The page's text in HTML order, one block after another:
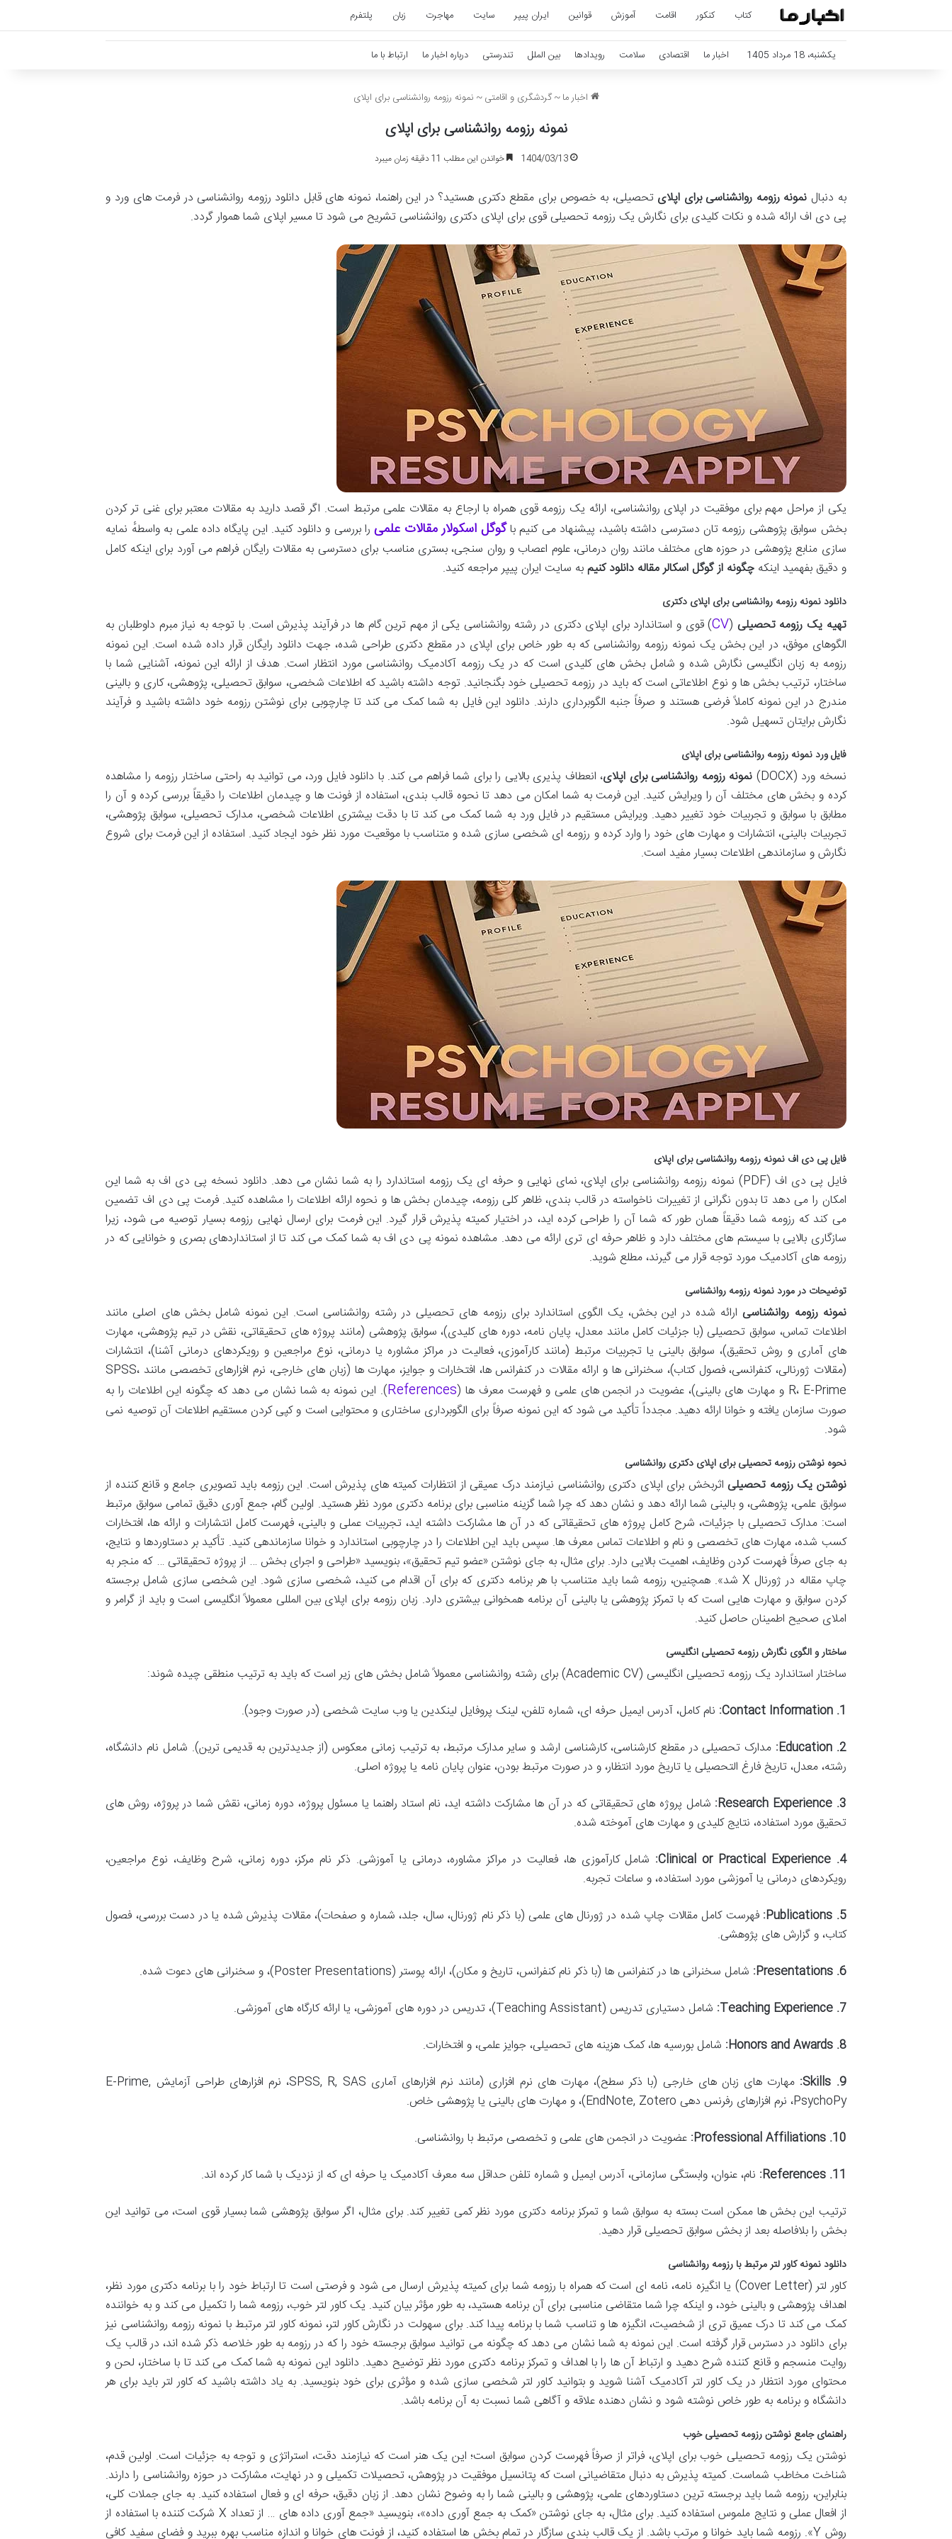
کتاب کنکور اقامت آموزش قوانین ایران پیپر سایت مهاجرت زبان پلتفرم
یکشنبه، 18 مرداد 1405 اخبار ما اقتصادی سلامت رویدادها بین الملل تندرستی درباره اخبار ما ارتباط با ما
اخبار ما ~ گردشگری و اقامتی ~ نمونه رزومه روانشناسی برای اپلای
نمونه رزومه روانشناسی برای اپلای
1404/03/13 خواندن این مطلب 11 دقیقه زمان میبرد
به دنبال نمونه رزومه روانشناسی برای اپلای تحصیلی، به خصوص برای مقطع دکتری هستید؟ در این راهنما، نمونه های قابل دانلود رزومه روانشناسی در فرمت های ورد و
پی دی اف ارائه شده و نکات کلیدی برای نگارش یک رزومه تحصیلی قوی برای اپلای دکتری روانشناسی تشریح می شود تا مسیر اپلای شما هموار گردد.
یکی از مراحل مهم برای موفقیت در اپلای روانشناسی، ارائه یک رزومه قوی همراه با ارجاع به مقالات علمی مرتبط است. اگر قصد دارید به مقالات معتبر برای غنی تر کردن
بخش سوابق پژوهشی رزومه تان دسترسی داشته باشید، پیشنهاد می کنیم باگوگل اسکولار مقالات علمیرا بررسی و دانلود کنید. این پایگاه داده علمی به واسطهٔ نمایه
سازی منابع پژوهشی در حوزه های مختلف مانند روان درمانی، علوم اعصاب و روان سنجی، بستری مناسب برای دسترسی به مقالات رایگان فراهم می آورد برای اینکه کامل
و دقیق بفهمید اینکهچگونه از گوگل اسکالر مقاله دانلود کنیمبه سایت ایران پیپر مراجعه کنید.
دانلود نمونه رزومه روانشناسی برای اپلای دکتری
تهیه یک رزومه تحصیلی (
CV) قوی و استاندارد برای اپلای دکتری در رشته روانشناسی یکی از مهم ترین گام ها در فرآیند پذیرش است. با توجه به نیاز مبرم داوطلبان به
الگوهای موفق، در این بخش یک نمونه رزومه روانشناسی که به طور خاص برای اپلای در مقطع دکتری طراحی شده، جهت دانلود رایگان قرار داده شده است. این نمونه
رزومه به زبان انگلیسی نگارش شده و شامل بخش های کلیدی است که در یک رزومه آکادمیک روانشناسی مورد انتظار است. هدف از ارائه این نمونه، آشنایی شما با
ساختار، ترتیب بخش ها و نوع اطلاعاتی است که باید در رزومه تحصیلی خود بگنجانید. توجه داشته باشید که اطلاعات شخصی، سوابق تحصیلی، پژوهشی، کاری و بالینی
مندرج در این نمونه کاملاً فرضی هستند و صرفاً جنبه الگوبرداری دارند. دانلود این فایل به شما کمک می کند تا چارچوبی برای نوشتن رزومه خود داشته باشید و فرآیند
نگارش برایتان تسهیل شود.
فایل ورد نمونه رزومه روانشناسی برای اپلای
نسخه ورد (DOCX) نمونه رزومه روانشناسی برای اپلای، انعطاف پذیری بالایی را برای شما فراهم می کند. با دانلود فایل ورد، می توانید به راحتی ساختار رزومه را مشاهده
کرده و بخش های مختلف آن را ویرایش کنید. این فرمت به شما امکان می دهد تا نحوه قالب بندی، استفاده از فونت ها و چیدمان اطلاعات را دقیقاً بررسی کرده و آن را
مطابق با سوابق و تجربیات خود تغییر دهید. ویرایش مستقیم در فایل ورد به شما کمک می کند تا با دقت بیشتری اطلاعات شخصی، مدارک تحصیلی، سوابق پژوهشی،
تجربیات بالینی، انتشارات و مهارت های خود را وارد کرده و رزومه ای شخصی سازی شده و متناسب با موقعیت مورد نظر خود ایجاد کنید. استفاده از این فرمت برای شروع
نگارش و سازماندهی اطلاعات بسیار مفید است.
فایل پی دی اف نمونه رزومه روانشناسی برای اپلای
فایل پی دی اف (PDF) نمونه رزومه روانشناسی برای اپلای، نمای نهایی و حرفه ای یک رزومه استاندارد را به شما نشان می دهد. دانلود نسخه پی دی اف به شما این
امکان را می دهد تا بدون نگرانی از تغییرات ناخواسته در قالب بندی، ظاهر کلی رزومه، چیدمان بخش ها و نحوه ارائه اطلاعات را مشاهده کنید. فرمت پی دی اف تضمین
می کند که رزومه شما دقیقاً همان طور که شما آن را طراحی کرده اید، در اختیار کمیته پذیرش قرار گیرد. این فرمت برای ارسال نهایی رزومه بسیار توصیه می شود، زیرا
سازگاری بالایی با سیستم های مختلف دارد و ظاهر حرفه ای تری ارائه می دهد. مشاهده نمونه پی دی اف به شما کمک می کند تا از استانداردهای بصری و خوانایی که در
رزومه های آکادمیک مورد توجه قرار می گیرند، مطلع شوید.
توضیحات در مورد نمونه رزومه روانشناسی
نمونه رزومه روانشناسی ارائه شده در این بخش، یک الگوی استاندارد برای رزومه های تحصیلی در رشته روانشناسی است. این نمونه شامل بخش های اصلی مانند
اطلاعات تماس، سوابق تحصیلی (با جزئیات کامل مانند معدل، پایان نامه، دوره های کلیدی)، سوابق پژوهشی (مانند پروژه های تحقیقاتی، نقش در تیم پژوهشی، مهارت
های آماری و روش تحقیق)، سوابق بالینی یا تجربیات مرتبط (مانند کارآموزی، فعالیت در مراکز مشاوره یا درمانی، نوع مراجعین و رویکردهای درمانی آشنا)، انتشارات
(مقالات ژورنالی، کنفرانسی، فصول کتاب)، سخنرانی ها و ارائه مقالات در کنفرانس ها، افتخارات و جوایز، مهارت ها (زبان های خارجی، نرم افزارهای تخصصی مانند SPSS،
R، E-Prime و مهارت های بالینی)، عضویت در انجمن های علمی و فهرست معرف ها (
References). این نمونه به شما نشان می دهد که چگونه این اطلاعات را به
صورت سازمان یافته و خوانا ارائه دهید. مجدداً تأکید می شود که این نمونه صرفاً برای الگوبرداری ساختاری و محتوایی است و کپی کردن مستقیم اطلاعات آن توصیه نمی
شود.
نحوه نوشتن رزومه تحصیلی برای اپلای دکتری روانشناسی
نوشتن یک رزومه تحصیلی اثربخش برای اپلای دکتری روانشناسی نیازمند درک عمیقی از انتظارات کمیته های پذیرش است. این رزومه باید تصویری جامع و قانع کننده از
سوابق علمی، پژوهشی، و بالینی شما ارائه دهد و نشان دهد که چرا شما گزینه مناسبی برای برنامه دکتری مورد نظر هستید. اولین گام، جمع آوری دقیق تمامی سوابق مرتبط
است: مدارک تحصیلی با جزئیات، شرح کامل پروژه های تحقیقاتی که در آن ها مشارکت داشته اید، تجربیات عملی و بالینی، فهرست کامل انتشارات و ارائه ها، افتخارات
کسب شده، مهارت های تخصصی و نام و اطلاعات تماس معرف ها. سپس باید این اطلاعات را در چارچوبی استاندارد و خوانا سازماندهی کنید. تأکید بر دستاوردها و نتایج،
به جای صرفاً فهرست کردن وظایف، اهمیت بالایی دارد. برای مثال، به جای نوشتن «عضو تیم تحقیق»، بنویسید «طراحی و اجرای بخش … از پروژه تحقیقاتی … که منجر به
چاپ مقاله در ژورنال X شد». همچنین، رزومه شما باید متناسب با هر برنامه دکتری که برای آن اقدام می کنید، شخصی سازی شود. این شخصی سازی شامل برجسته
کردن سوابق و مهارت هایی است که با تمرکز پژوهشی یا بالینی آن برنامه همخوانی بیشتری دارد. زبان رزومه برای اپلای بین المللی معمولاً انگلیسی است و باید از گرامر و
املای صحیح اطمینان حاصل کنید.
ساختار و الگوی نگارش رزومه تحصیلی انگلیسی
ساختار استاندارد یک رزومه تحصیلی انگلیسی (Academic CV) برای رشته روانشناسی معمولاً شامل بخش های زیر است که باید به ترتیب منطقی چیده شوند:
1. Contact Information:
نام کامل، آدرس ایمیل حرفه ای، شماره تلفن، لینک پروفایل لینکدین یا وب سایت شخصی (در صورت وجود).
2. Education:
مدارک تحصیلی در مقطع کارشناسی، کارشناسی ارشد و سایر مدارک مرتبط، به ترتیب زمانی معکوس (از جدیدترین به قدیمی ترین). شامل نام دانشگاه،
رشته، معدل، تاریخ فارغ التحصیلی یا تاریخ مورد انتظار، و در صورت مرتبط بودن، عنوان پایان نامه یا پروژه اصلی.
3. Research Experience:
شامل پروژه های تحقیقاتی که در آن ها مشارکت داشته اید، نام استاد راهنما یا مسئول پروژه، دوره زمانی، نقش شما در پروژه، روش های
تحقیق مورد استفاده، نتایج کلیدی و مهارت های آموخته شده.
4. Clinical or Practical Experience:
شامل کارآموزی ها، فعالیت در مراکز مشاوره، درمانی یا آموزشی. ذکر نام مرکز، دوره زمانی، شرح وظایف، نوع مراجعین،
رویکردهای درمانی یا آموزشی مورد استفاده، و ساعات تجربه.
5. Publications:
فهرست کامل مقالات چاپ شده در ژورنال های علمی (با ذکر نام ژورنال، سال، جلد، شماره و صفحات)، مقالات پذیرش شده یا در دست بررسی، فصول
کتاب، و گزارش های پژوهشی.
6. Presentations:
شامل سخنرانی ها در کنفرانس ها (با ذکر نام کنفرانس، تاریخ و مکان)، ارائه پوستر (Poster Presentations)، و سخنرانی های دعوت شده.
7. Teaching Experience:
شامل دستیاری تدریس (Teaching Assistant)، تدریس در دوره های آموزشی، یا ارائه کارگاه های آموزشی.
8. Honors and Awards:
شامل بورسیه ها، کمک هزینه های تحصیلی، جوایز علمی، و افتخارات.
9. Skills:
مهارت های زبان های خارجی (با ذکر سطح)، مهارت های نرم افزاری (مانند نرم افزارهای آماری SPSS, R, SAS، نرم افزارهای طراحی آزمایش E-Prime,
PsychoPy، نرم افزارهای رفرنس دهی EndNote, Zotero)، و مهارت های بالینی یا پژوهشی خاص.
10. Professional Affiliations:
عضویت در انجمن های علمی و تخصصی مرتبط با روانشناسی.
11. References:
نام، عنوان، وابستگی سازمانی، آدرس ایمیل و شماره تلفن حداقل سه معرف آکادمیک یا حرفه ای که از نزدیک با شما کار کرده اند.
ترتیب این بخش ها ممکن است بسته به سوابق شما و تمرکز برنامه دکتری مورد نظر کمی تغییر کند. برای مثال، اگر سوابق پژوهشی شما بسیار قوی است، می توانید این
بخش را بلافاصله بعد از بخش سوابق تحصیلی قرار دهید.
دانلود نمونه کاور لتر مرتبط با رزومه روانشناسی
کاور لتر (Cover Letter) یا انگیزه نامه، نامه ای است که همراه با رزومه شما برای کمیته پذیرش ارسال می شود و فرصتی است تا ارتباط خود را با برنامه دکتری مورد نظر،
اهداف پژوهشی و بالینی خود، و اینکه چرا شما متقاضی مناسبی برای آن برنامه هستید، به طور مؤثر بیان کنید. یک کاور لتر خوب، رزومه شما را تکمیل می کند و به خواننده
کمک می کند تا درک عمیق تری از شخصیت، انگیزه ها و تناسب شما با برنامه پیدا کند. برای سهولت در نگارش کاور لتر، نمونه کاور لتر مرتبط با نمونه رزومه روانشناسی نیز
برای دانلود در دسترس قرار گرفته است. این نمونه به شما نشان می دهد که چگونه می توانید سوابق برجسته خود را که در رزومه به طور خلاصه ذکر شده اند، در قالب یک
روایت منسجم و قانع کننده شرح دهید و ارتباط آن ها را با اهداف و تمرکز برنامه دکتری مورد نظر توضیح دهید. دانلود این نمونه به شما کمک می کند تا با ساختار، لحن و
محتوای مورد انتظار در یک کاور لتر آکادمیک آشنا شوید و بتوانید کاور لتر شخصی سازی شده و مؤثری برای خود بنویسید. به یاد داشته باشید که کاور لتر باید برای هر
دانشگاه و برنامه به طور خاص نوشته شود و نشان دهنده علاقه و آگاهی شما نسبت به آن برنامه باشد.
راهنمای جامع نوشتن رزومه تحصیلی خوب
نوشتن یک رزومه تحصیلی خوب برای اپلای، فراتر از صرفاً فهرست کردن سوابق است؛ این یک هنر است که نیازمند دقت، استراتژی و توجه به جزئیات است. اولین قدم،
شناخت مخاطب شماست. کمیته پذیرش به دنبال متقاضیانی است که پتانسیل موفقیت در پژوهش، تحصیلات تکمیلی و در نهایت، مشارکت در حوزه روانشناسی را دارند.
بنابراین، رزومه شما باید برجسته ترین دستاوردهای علمی، پژوهشی و بالینی شما را به وضوح نشان دهد. از زبان دقیق، حرفه ای و فعال استفاده کنید. به جای جملات کلی،
از افعال عملی و نتایج ملموس استفاده کنید. برای مثال، به جای نوشتن «کمک به جمع آوری داده»، بنویسید «جمع آوری داده های … از تعداد X شرکت کننده با استفاده از
روش Y». رزومه شما باید خوانا و مرتب باشد. از یک قالب بندی سازگار در تمام بخش ها استفاده کنید، از فونت های خوانا و اندازه مناسب بهره ببرید و فضای سفید کافی